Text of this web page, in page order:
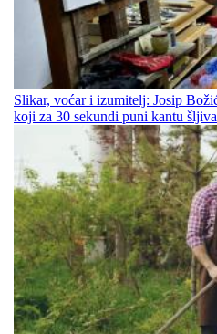
Slikar, voćar i izumitelj: Josip
koji za 30 sekundi puni kantu